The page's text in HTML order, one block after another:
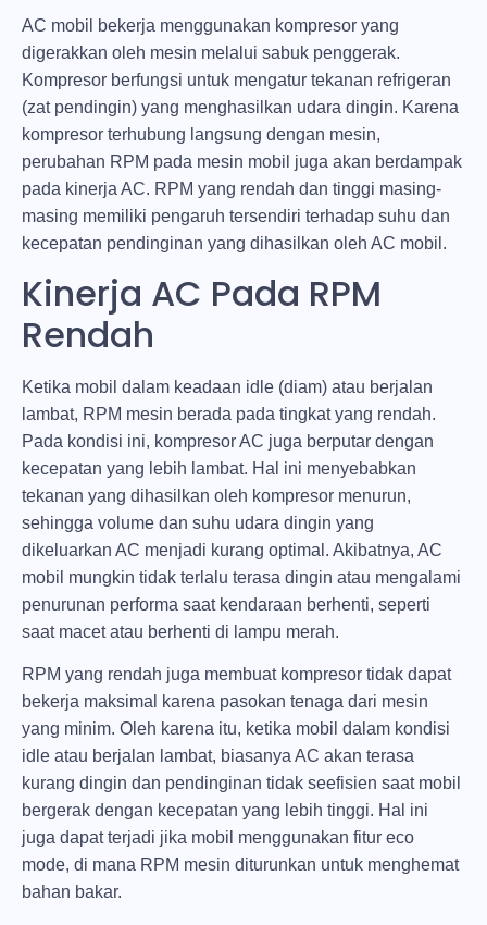
AC mobil bekerja menggunakan kompresor yang
digerakkan oleh mesin melalui sabuk penggerak.
Kompresor berfungsi untuk mengatur tekanan refrigeran
(zat pendingin) yang menghasilkan udara dingin. Karena
kompresor terhubung langsung dengan mesin,
perubahan RPM pada mesin mobil juga akan berdampak
pada kinerja AC. RPM yang rendah dan tinggi masing-
masing memiliki pengaruh tersendiri terhadap suhu dan
kecepatan pendinginan yang dihasilkan oleh AC mobil.
Kinerja AC Pada RPM
Rendah
Ketika mobil dalam keadaan idle (diam) atau berjalan
lambat, RPM mesin berada pada tingkat yang rendah.
Pada kondisi ini, kompresor AC juga berputar dengan
kecepatan yang lebih lambat. Hal ini menyebabkan
tekanan yang dihasilkan oleh kompresor menurun,
sehingga volume dan suhu udara dingin yang
dikeluarkan AC menjadi kurang optimal. Akibatnya, AC
mobil mungkin tidak terlalu terasa dingin atau mengalami
penurunan performa saat kendaraan berhenti, seperti
saat macet atau berhenti di lampu merah.
RPM yang rendah juga membuat kompresor tidak dapat
bekerja maksimal karena pasokan tenaga dari mesin
yang minim. Oleh karena itu, ketika mobil dalam kondisi
idle atau berjalan lambat, biasanya AC akan terasa
kurang dingin dan pendinginan tidak seefisien saat mobil
bergerak dengan kecepatan yang lebih tinggi. Hal ini
juga dapat terjadi jika mobil menggunakan fitur eco
mode, di mana RPM mesin diturunkan untuk menghemat
bahan bakar.